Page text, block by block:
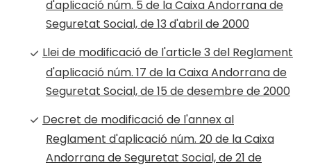
d'aplicació núm. 5 de la Caixa Andorrana de
Seguretat Social, de 13 d'abril de 2000
Llei de modificació de l'article 3 del Reglament
d'aplicació núm. 17 de la Caixa Andorrana de
Seguretat Social, de 15 de desembre de 2000
Decret de modificació de l'annex al
Reglament d'aplicació núm. 20 de la Caixa
Andorrana de Seguretat Social, de 21 de